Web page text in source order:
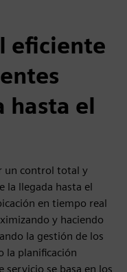
eficiente
hasta el
un control total y
la llegada hasta el
en tiempo real
y haciendo
la gestión de los
la planificación
servicio se basa en los